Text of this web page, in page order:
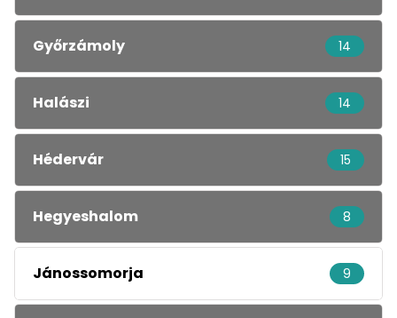
Győrzámoly 14
Halászi 14
Hédervár 15
Hegyeshalom 8
Jánossomorja 9